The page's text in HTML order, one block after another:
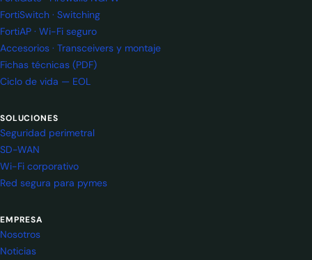
FortiSwitch · Switching
FortiAP · Wi-Fi seguro
Accesorios · Transceivers y montaje
Fichas técnicas (PDF)
Ciclo de vida — EOL
SOLUCIONES
Seguridad perimetral
SD-WAN
Wi-Fi corporativo
Red segura para pymes
EMPRESA
Nosotros
Noticias